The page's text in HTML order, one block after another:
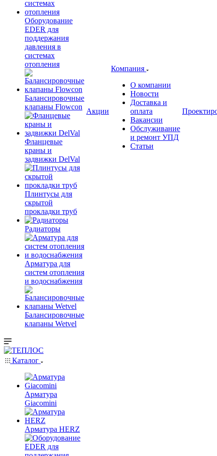
Оборудование
EDER для
поддержания
давления в
системах
отопления
Балансировочные
клапаны Flowcon
Фланцевые
краны и
задвижки DelVal
Плинтусы для
скрытой
прокладки труб
Радиаторы
Арматура для
систем отопления
и водоснабжения
Балансировочные
клапаны Wetvel
Акции
Компания
О компании
Новости
Доставка и
оплата
Вакансии
Обслуживание
и ремонт УПД
Статьи
Каталог
Арматура
Giacomini
Арматура HERZ